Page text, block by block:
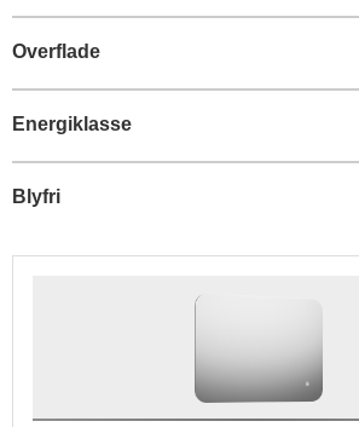
Overflade
Energiklasse
Blyfri